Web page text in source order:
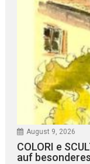
August 9, 2026
COLORI e
auf